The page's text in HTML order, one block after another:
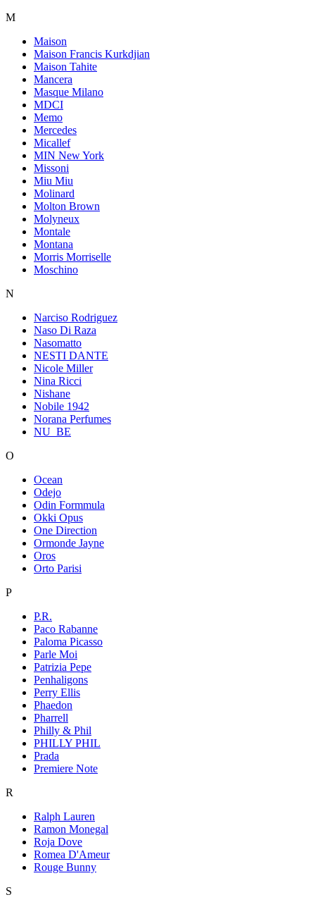
M
Maison
Maison Francis Kurkdjian
Maison Tahite
Mancera
Masque Milano
MDCI
Memo
Mercedes
Micallef
MIN New York
Missoni
Miu Miu
Molinard
Molton Brown
Molyneux
Montale
Montana
Morris Morriselle
Moschino
N
Narciso Rodriguez
Naso Di Raza
Nasomatto
NESTI DANTE
Nicole Miller
Nina Ricci
Nishane
Nobile 1942
Norana Perfumes
NU_BE
O
Ocean
Odejo
Odin Formmula
Okki Opus
One Direction
Ormonde Jayne
Oros
Orto Parisi
P
P.R.
Paco Rabanne
Paloma Picasso
Parle Moi
Patrizia Pepe
Penhaligons
Perry Ellis
Phaedon
Pharrell
Philly & Phil
PHILLY PHIL
Prada
Premiere Note
R
Ralph Lauren
Ramon Monegal
Roja Dove
Romea D'Ameur
Rouge Bunny
S